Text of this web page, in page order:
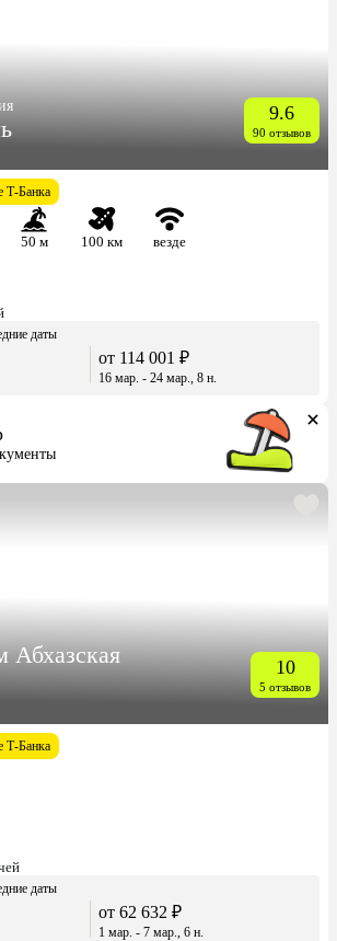
9.6
90 отзывов
Т-Банка
50 м 100 км
везде
даты
от 114 001 ₽
16 мар. - 24 мар., 8 н.
Абхазская
10
5 отзывов
Т-Банка
даты
от 62 632 ₽
1 мар. - 7 мар., 6 н.